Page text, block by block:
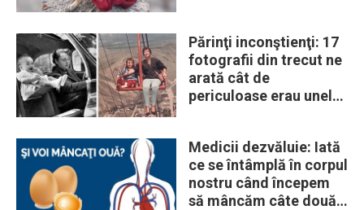
Părinţi inconştienţi: 17
fotografii din trecut ne
arată cât de
periculoase erau unele
Medicii dezvăluie: Iată
ce se întâmplă în corpul
nostru când începem
să mâncăm câte două